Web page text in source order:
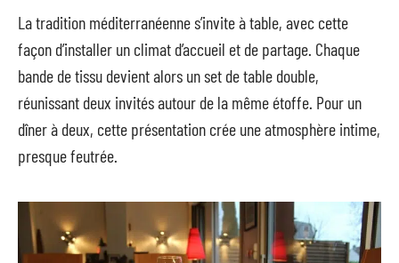
La tradition méditerranéenne s’invite à table, avec cette
façon d’installer un climat d’accueil et de partage. Chaque
bande de tissu devient alors un set de table double,
réunissant deux invités autour de la même étoffe. Pour un
dîner à deux, cette présentation crée une atmosphère intime,
presque feutrée.